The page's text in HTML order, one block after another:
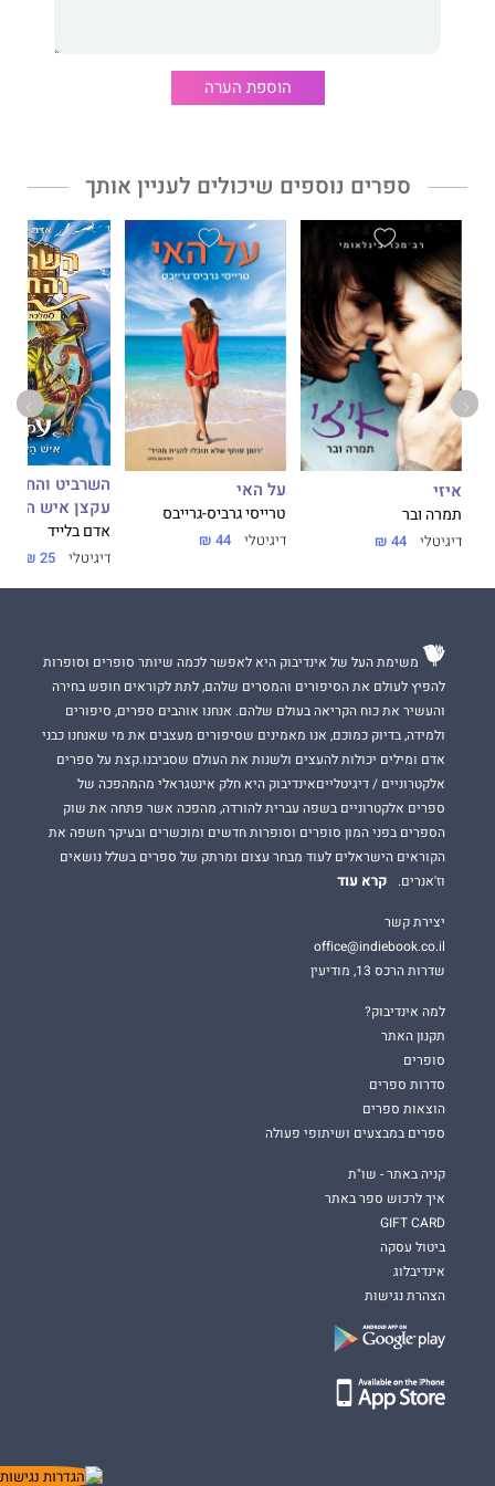
סיפור עתיר דמיון והרפתקאות שמושך וכובש את הלב ואת המחשבות.
הוספת הערה
ספרים נוספים שיכולים לעניין אותך
איזי
תמרה ובר
דיגיטלי 44 ₪
על האי
טרייסי גרביס-גרייבס
דיגיטלי 44 ₪
עקצן איש
אדם בלייד
דיגיטלי 25 ₪
משימת העל של אינדיבוק היא לאפשר לכמה שיותר סופרים וסופרות
להפיץ לעולם את הסיפורים והמסרים שלהם, לתת לקוראים חופש בחירה
והעשיר את כוח הקריאה בעולם שלהם. אנחנו אוהבים ספרים, סיפורים
ולמידה, בדיוק כמוכם, אנו מאמינים שסיפורים מעצבים את מי שאנחנו כבני
אדם ומילים יכולות להעצים ולשנות את העולם שסביבנו.קצת על ספרים
אלקטרוניים / דיגיטלייםאינדיבוק היא חלק אינטגראלי מהמהפכה של
ספרים אלקטרוניים בשפה עברית להורדה, מהפכה אשר פתחה את שוק
הספרים בפני המון סופרים וסופרות חדשים ומוכשרים ובעיקר חשפה את
הקוראים הישראלים לעוד מבחר עצום ומרתק של ספרים בשלל נושאים
וז'אנרים.
קרא עוד
יצירת קשר
office@indiebook.co.il
שדרות הרכס 13, מודיעין
למה אינדיבוק?
תקנון האתר
סופרים
סדרות ספרים
הוצאות ספרים
ספרים במבצעים ושיתופי פעולה
קניה באתר - שו"ת
איך לרכוש ספר באתר
GIFT CARD
ביטול עסקה
אינדיבלוג
הצהרת נגישות